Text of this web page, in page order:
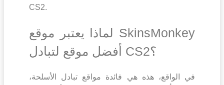
CS2.
لماذا يعتبر موقع SkinsMonkey
أفضل موقع لتبادل CS2؟
في الواقع، هذه هي فائدة مواقع تبادل الأسلحة،